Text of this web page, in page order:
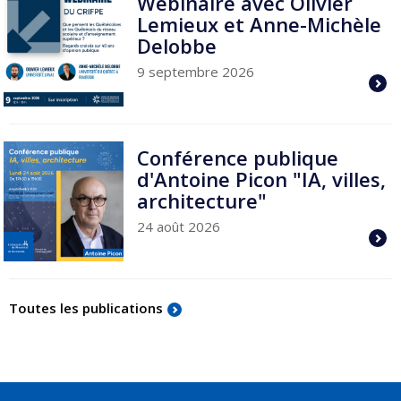
Lemieux et Anne-Michèle
Delobbe
9 septembre 2026
Conférence publique
d'Antoine Picon "IA, villes,
architecture"
24 août 2026
Toutes les publications